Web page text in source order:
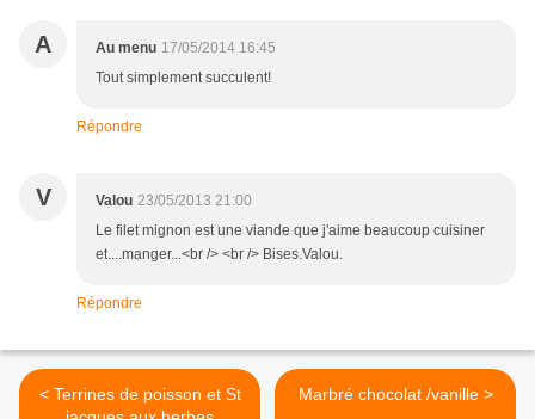
A Au menu 17/05/2014 16:45
Tout simplement succulent!
Répondre
V Valou 23/05/2013 21:00
Le filet mignon est une viande que j'aime beaucoup cuisiner
et....manger...<br /> <br /> Bises.Valou.
Répondre
< Terrines de poisson et St
Marbré chocolat /vanille >